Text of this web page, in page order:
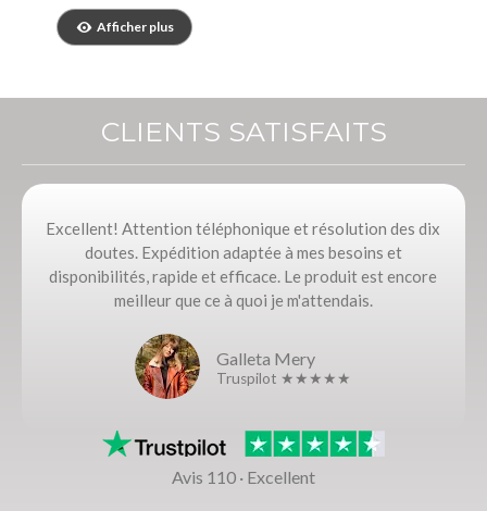
Afficher plus
CLIENTS SATISFAITS
Excellent! Attention téléphonique et résolution des dix
doutes. Expédition adaptée à mes besoins et
disponibilités, rapide et efficace. Le produit est encore
meilleur que ce à quoi je m'attendais.
Galleta Mery
Truspilot ★★★★★
Avis 110 · Excellent